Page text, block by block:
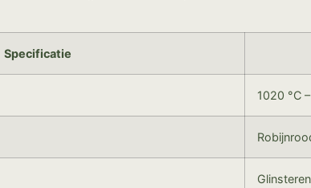
Specificatie
1020 °C